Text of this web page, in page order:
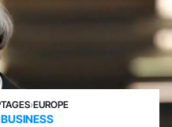
›EUROPE